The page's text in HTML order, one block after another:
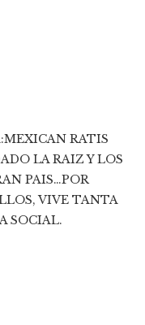
RATIS
LA RAIZ Y LOS
PAIS…POR
VIVE TANTA
SOCIAL.